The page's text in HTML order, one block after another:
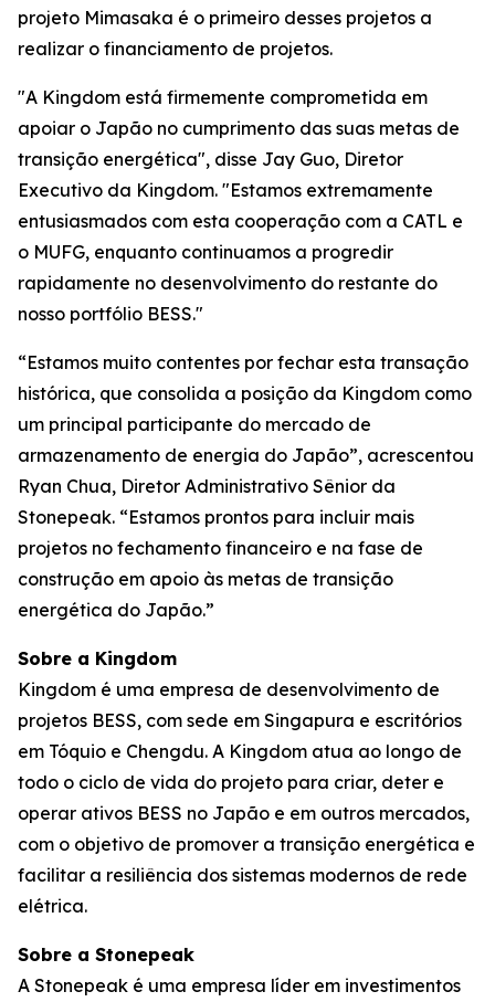
projeto Mimasaka é o primeiro desses projetos a
realizar o financiamento de projetos.
"A Kingdom está firmemente comprometida em
apoiar o Japão no cumprimento das suas metas de
transição energética", disse Jay Guo, Diretor
Executivo da Kingdom. "Estamos extremamente
entusiasmados com esta cooperação com a CATL e
o MUFG, enquanto continuamos a progredir
rapidamente no desenvolvimento do restante do
nosso portfólio BESS."
“Estamos muito contentes por fechar esta transação
histórica, que consolida a posição da Kingdom como
um principal participante do mercado de
armazenamento de energia do Japão”, acrescentou
Ryan Chua, Diretor Administrativo Sênior da
Stonepeak. “Estamos prontos para incluir mais
projetos no fechamento financeiro e na fase de
construção em apoio às metas de transição
energética do Japão.”
Sobre a Kingdom
Kingdom é uma empresa de desenvolvimento de
projetos BESS, com sede em Singapura e escritórios
em Tóquio e Chengdu. A Kingdom atua ao longo de
todo o ciclo de vida do projeto para criar, deter e
operar ativos BESS no Japão e em outros mercados,
com o objetivo de promover a transição energética e
facilitar a resiliência dos sistemas modernos de rede
elétrica.
Sobre a Stonepeak
A Stonepeak é uma empresa líder em investimentos